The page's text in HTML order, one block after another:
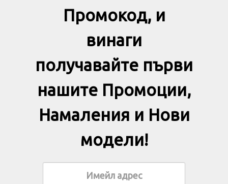
Промокод, и
винаги
получавайте първи
нашите Промоции,
Намаления и Нови
модели!